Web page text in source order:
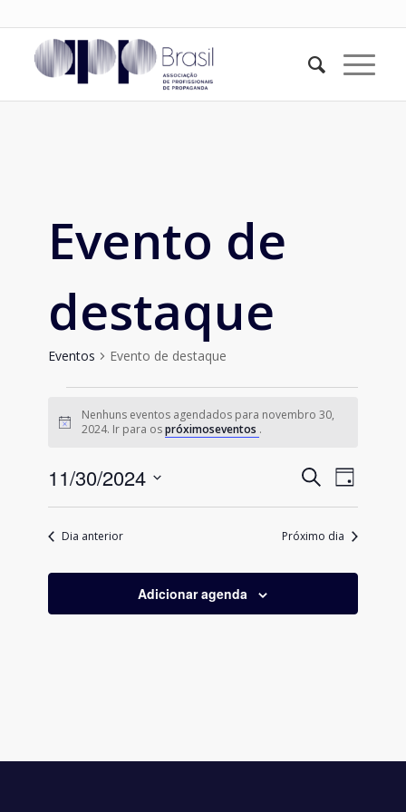
Evento de
destaque
Eventos Evento de destaque
for
30,
2024
Notice
Nenhuns eventos agendados para novembro 30,
2024. Ir para ospróximoseventos .
e
visuais
de
Procurar
do
visual
Evento
Dia
11/30/2024
data.Dia anterior Próximo dia
Adicionar agenda